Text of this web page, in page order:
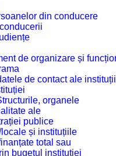
din conducere
de organizare și
de contact ale
organele
ale
publice
și instituțiile
total sau
bugetul instituției